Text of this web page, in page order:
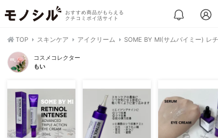
おすすめ商品がもらえる
クチコミポイ活サイト
TOP スキンケア アイクリーム SOME BY MI(サムバイミー) レ
コスメコレクター
もい